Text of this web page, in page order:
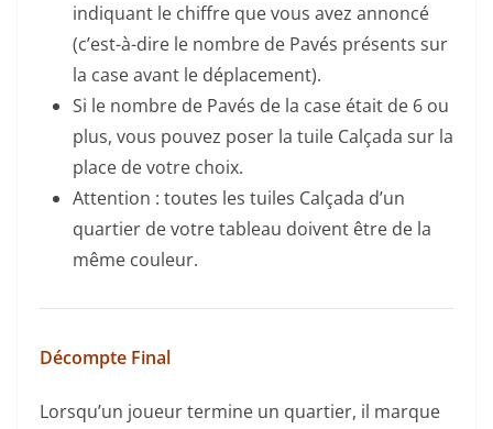
indiquant le chiffre que vous avez annoncé
(c’est-à-dire le nombre de Pavés présents sur
la case avant le déplacement).
Si le nombre de Pavés de la case était de 6 ou
plus, vous pouvez poser la tuile Calçada sur la
place de votre choix.
Attention : toutes les tuiles Calçada d’un
quartier de votre tableau doivent être de la
même couleur.
Décompte Final
Lorsqu’un joueur termine un quartier, il marque